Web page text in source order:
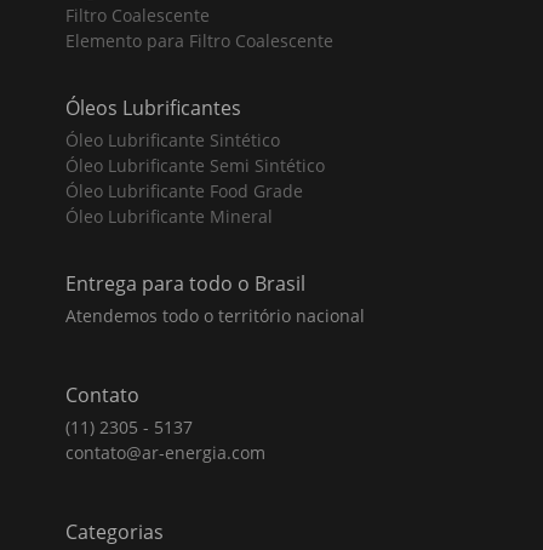
Filtro Coalescente
Elemento para Filtro Coalescente
Óleos Lubrificantes
Óleo Lubrificante Sintético
Óleo Lubrificante Semi Sintético
Óleo Lubrificante Food Grade
Óleo Lubrificante Mineral
Entrega para todo o Brasil
Atendemos todo o território nacional
Contato
(11) 2305 - 5137
contato@ar-energia.com
Categorias